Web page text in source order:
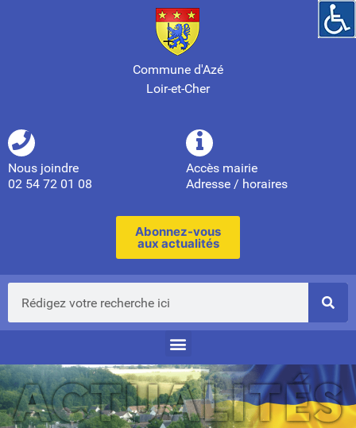
Commune d'Azé
Loir-et-Cher
Nous joindre
02 54 72 01 08
Accès mairie
Adresse / horaires
Abonnez-vous
aux actualités